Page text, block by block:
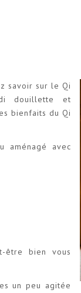
savoir sur le Qi
douillette et
bienfaits du Qi
aménagé avec
être bien vous
un peu agitée